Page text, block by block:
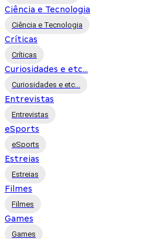
Ciência e Tecnologia
Ciência e Tecnologia
Críticas
Críticas
Curiosidades e etc...
Curiosidades e etc...
Entrevistas
Entrevistas
eSports
eSports
Estreias
Estreias
Filmes
Filmes
Games
Games